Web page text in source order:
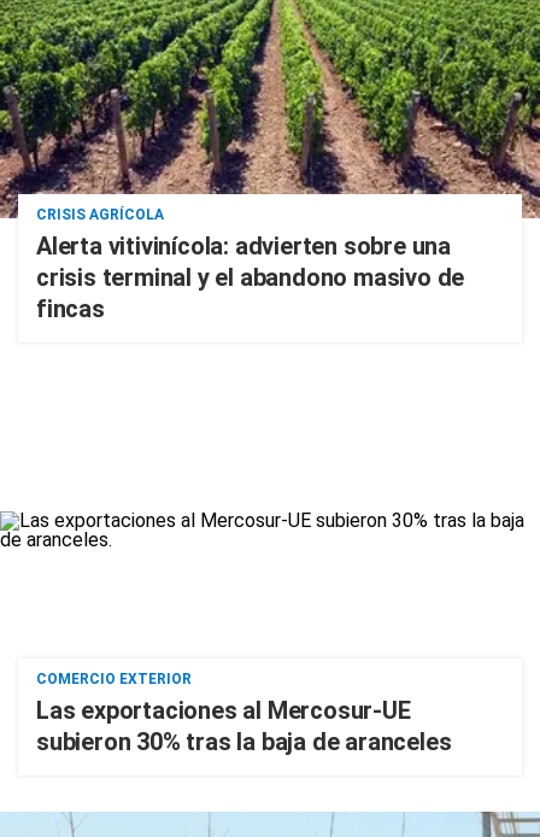
CRISIS AGRÍCOLA
Alerta vitivinícola: advierten sobre una
crisis terminal y el abandono masivo de
fincas
COMERCIO EXTERIOR
Las exportaciones al Mercosur-UE
subieron 30% tras la baja de aranceles